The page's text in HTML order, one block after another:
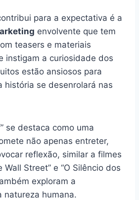
para a expectativa é a
envolvente que tem
teasers e materiais
instigam a curiosidade dos
estão ansiosos para
história se desenrolará nas
se destaca como uma
não apenas entreter,
reflexão, similar a filmes
Wall Street” e “O Silêncio dos
exploram a
natureza humana.